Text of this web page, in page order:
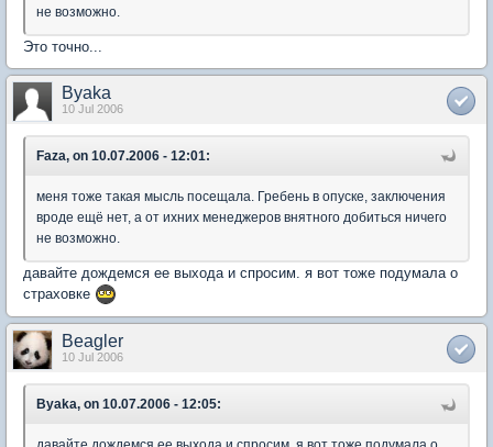
не возможно.
Это точно...
Byaka
10 Jul 2006
Faza, on 10.07.2006 - 12:01:
меня тоже такая мысль посещала. Гребень в опуске, заключения
вроде ещё нет, а от ихних менеджеров внятного добиться ничего
не возможно.
давайте дождемся ее выхода и спросим. я вот тоже подумала о
страховке
Beagler
10 Jul 2006
Byaka, on 10.07.2006 - 12:05: